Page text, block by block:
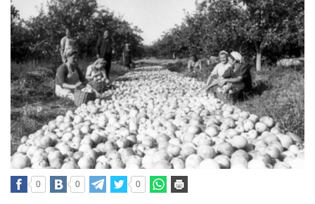
0 0 0